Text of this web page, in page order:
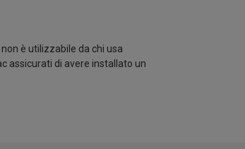
è utilizzabile da chi usa
assicurati di avere installato un